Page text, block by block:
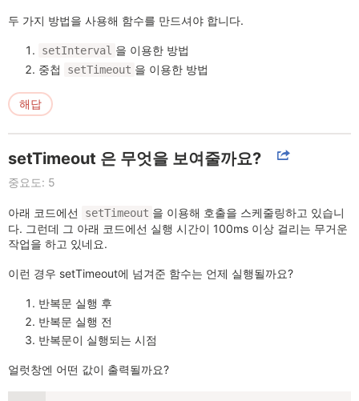
두 가지 방법을 사용해 함수를 만드셔야 합니다.
setInterval 을 이용한 방법
중첩
setTimeout 을 이용한 방법
해답
setTimeout 은 무엇을 보여줄까요?
중요도: 5
아래 코드에선 setTimeout 을 이용해 호출을 스케줄링하고 있습니
다. 그런데 그 아래 코드에선 실행 시간이 100ms 이상 걸리는 무거운
작업을 하고 있네요.
이런 경우 setTimeout에 넘겨준 함수는 언제 실행될까요?
반복문 실행 후
반복문 실행 전
반복문이 실행되는 시점
얼럿창엔 어떤 값이 출력될까요?